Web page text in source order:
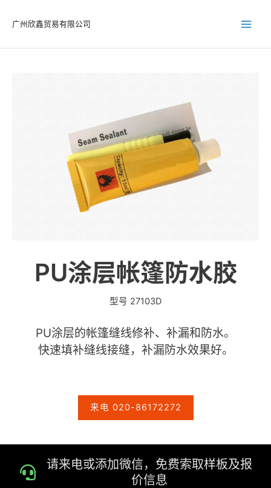
广州欣鑫贸易有限公司
PU涂层帐篷防水胶
型号 27103D
PU涂层的帐篷缝线修补、补漏和防水。
快速填补缝线接缝，补漏防水效果好。
来电 020-86172272
请来电或添加微信，免费索取样板及报
价信息